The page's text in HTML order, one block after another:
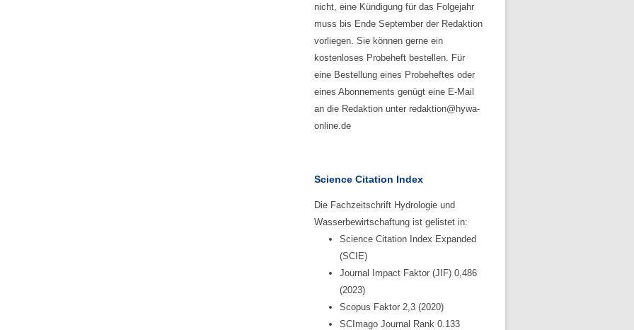
nicht, eine Kündigung für das Folgejahr
muss bis Ende September der Redaktion
vorliegen. Sie können gerne ein
kostenloses Probeheft bestellen. Für
eine Bestellung eines Probeheftes oder
eines Abonnements genügt eine E-Mail
an die Redaktion unter redaktion@hywa-
online.de
Science Citation Index
Die Fachzeitschrift Hydrologie und
Wasserbewirtschaftung ist gelistet in:
Science Citation Index Expanded
(SCIE)
Journal Impact Faktor (JIF) 0,486
(2023)
Scopus Faktor 2,3 (2020)
SCImago Journal Rank 0.133